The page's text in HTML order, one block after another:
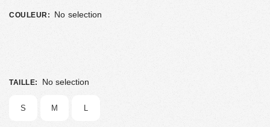
COULEUR: No selection
TAILLE: No selection
S M